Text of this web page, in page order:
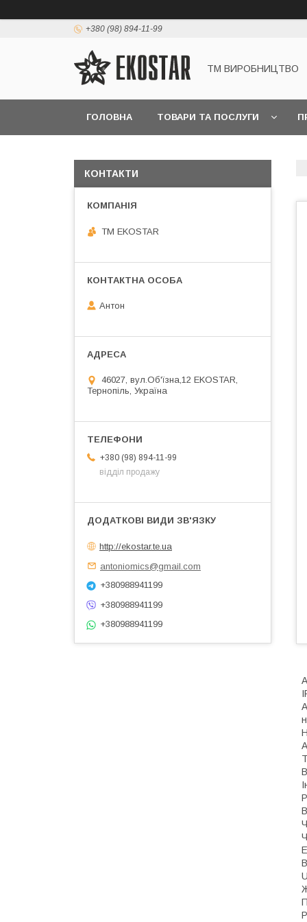
+380 (98) 894-11-99
ТМ ВИРОБНИЦТВО
ГОЛОВНА ТОВАРИ ТА ПОСЛУГИ
КОНТАКТИ
ТМ EKOSTAR
Антон
46027, вул.Об'їзна,12 EKOSTAR,
Тернопіль, Україна
+380 (98) 894-11-99
відділ продажу
http://ekostar.te.ua
antoniomics@gmail.com
+380988941199
+380988941199
+380988941199